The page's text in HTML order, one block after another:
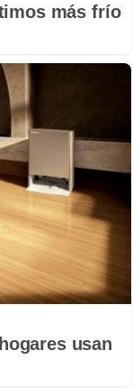
más frío
usan